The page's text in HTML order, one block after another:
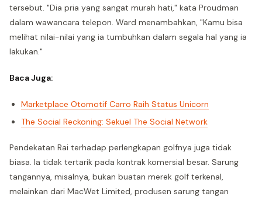
tersebut. "Dia pria yang sangat murah hati," kata Proudman
dalam wawancara telepon. Ward menambahkan, "Kamu bisa
melihat nilai-nilai yang ia tumbuhkan dalam segala hal yang ia
lakukan."
Baca Juga:
Marketplace Otomotif Carro Raih Status Unicorn
The Social Reckoning: Sekuel The Social Network
Pendekatan Rai terhadap perlengkapan golfnya juga tidak
biasa. Ia tidak tertarik pada kontrak komersial besar. Sarung
tangannya, misalnya, bukan buatan merek golf terkenal,
melainkan dari MacWet Limited, produsen sarung tangan